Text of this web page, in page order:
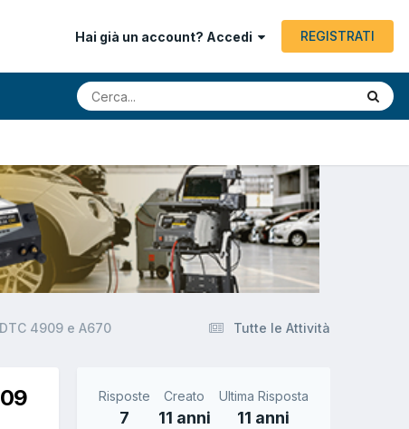
Hai già un account? Accedi REGISTRATI
Tutte le Attività
4909 e A670
Risposte
7
Creato
11 anni
Ultima Risposta
11 anni